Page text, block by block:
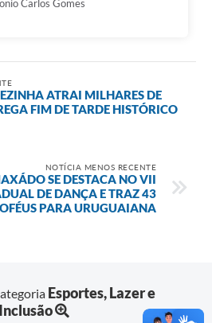
Carlos Gomes
ATRAI MILHARES DE
FIM DE TARDE HISTÓRICO
NOTÍCIA MENOS RECENTE
SE DESTACA NO VII
DE DANÇA E TRAZ 43
PARA URUGUAIANA
Esportes, Lazer e
Inclusão